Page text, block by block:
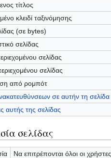
τίτλος
κλειδί ταξινόμησης
(σε bytes)
σελίδας
σελίδας
σελίδας
από ρομπότ
σε αυτήν τη σελίδα
αυτής της σελίδας
σελίδας
Να επιτρέπονται όλοι οι